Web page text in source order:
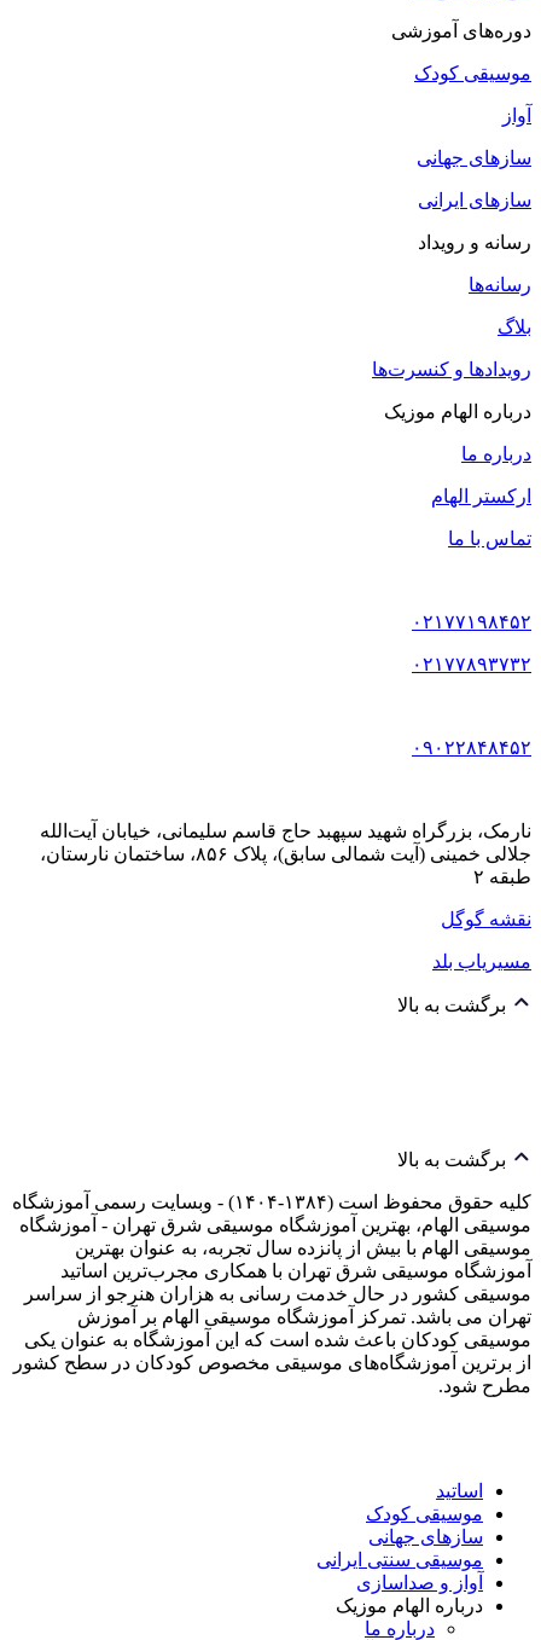
دوره‌های آموزشی
موسیقی کودک
آواز
سازهای جهانی
سازهای ایرانی
رسانه و رویداد
رسانه‌ها
بلاگ
رویدادها و کنسرت‌ها
درباره الهام موزیک
درباره ما
ارکستر الهام
تماس با ما
۰۲۱۷۷۱۹۸۴۵۲
۰۲۱۷۷۸۹۳۷۳۲
۰۹۰۲۲۸۴۸۴۵۲
نارمک، بزرگراه شهید سپهبد حاج قاسم سلیمانی، خیابان آیت‌الله
جلالی خمینی (آیت شمالی سابق)، پلاک ۸۵۶، ساختمان نارستان،
طبقه ۲
نقشه گوگل
مسیریاب بلد
برگشت به بالا
برگشت به بالا
کلیه حقوق محفوظ است (۱۳۸۴-۱۴۰۴) - وبسایت رسمی آموزشگاه
موسیقی الهام، بهترین آموزشگاه موسیقی شرق تهران - آموزشگاه
موسیقی الهام با بیش از پانزده سال تجربه، به عنوان بهترین
آموزشگاه موسیقی شرق تهران با همکاری مجرب‌ترین اساتید
موسیقی کشور در حال خدمت رسانی به هزاران هنرجو از سراسر
تهران می باشد. تمرکز آموزشگاه موسیقی الهام بر آموزش
موسیقی کودکان باعث شده است که این آموزشگاه به عنوان یکی
از برترین آموزشگاه‌های موسیقی مخصوص کودکان در سطح کشور
مطرح شود.
اساتید
موسیقی کودک
سازهای جهانی
موسیقی سنتی ایرانی
آواز و صداسازی
درباره الهام موزیک
درباره ما